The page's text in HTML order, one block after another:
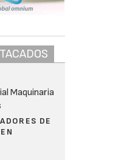
Maquinaria
DE